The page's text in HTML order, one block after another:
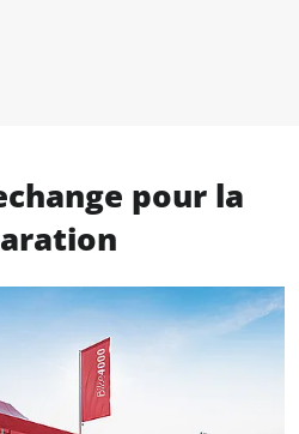
pour la